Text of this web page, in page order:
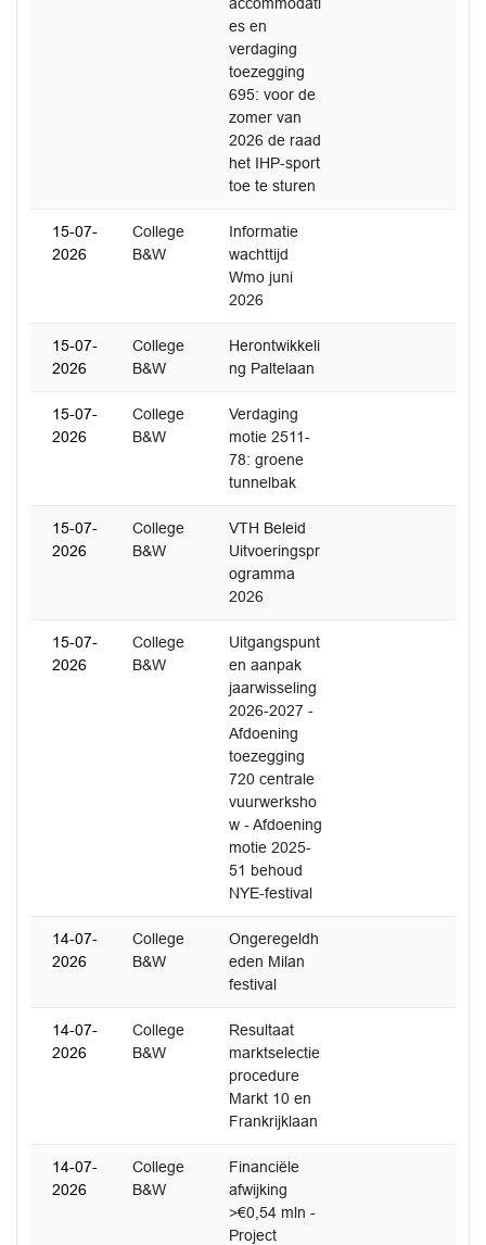
es en
verdaging
toezegging
695: voor de
zomer van
2026 de raad
het IHP-sport
toe te sturen
15-07-
2026
College
B&W
Informatie
wachttijd
Wmo juni
2026
15-07-
2026
College
B&W
Herontwikkeli
ng Paltelaan
15-07-
2026
College
B&W
Verdaging
motie 2511-
78: groene
tunnelbak
15-07-
2026
College
B&W
VTH Beleid
Uitvoeringspr
ogramma
2026
15-07-
2026
College
B&W
Uitgangspunt
en aanpak
jaarwisseling
2026-2027 -
Afdoening
toezegging
720 centrale
vuurwerksho
w - Afdoening
motie 2025-
51 behoud
NYE-festival
14-07-
2026
College
B&W
Ongeregeldh
eden Milan
festival
14-07-
2026
College
B&W
Resultaat
marktselectie
procedure
Markt 10 en
Frankrijklaan
14-07-
2026
College
B&W
Financiële
afwijking
>€0,54 mln -
Project